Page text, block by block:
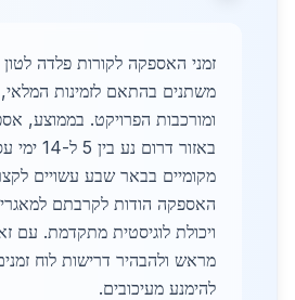
זמני האספקה לקורות פלדה
משתנים בהתאם לזמינות המלאי,
ומורכבות הפרויקט. בממוצע,
באזור דרום
מקומיים בבאר שבע עשויים
האספקה הודות לקרבתם
ויכולת לוגיסטית מתקדמת. עם
מראש ולהבהיר דרישות לוח
להימנע מעיכובים.